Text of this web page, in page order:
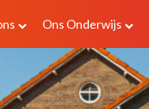
Ons Onderwijs